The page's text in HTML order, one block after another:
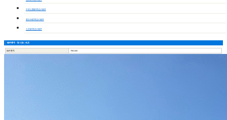
中村公園駅周辺の物件
甚目寺駅周辺の物件
七宝駅周辺の物件
物件番号・取り扱い支店
物件番号 7801100